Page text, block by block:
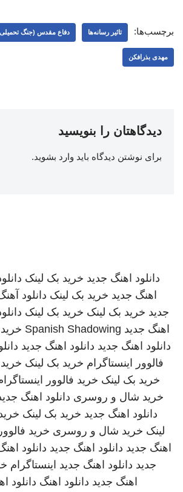
برچسب‌ها: تاثیر رسانه‌ها دفاع مقدس (جنگ
مهدی بذرافکن
دیدگاهتان را بنویسید
برای نوشتن دیدگاه باید وارد بشوید.
دانلود اهنگ جدید خرید بک لینک
اهنگ جدید خرید بک لینک دانلود
جدید خرید بک لینک خرید بک لینک
اهنگ جدید Spanish Shadowing
دانلود اهنگ جدید دانلود اهنگ جدید
فالوور اینستاگرام خرید بک لینک
خرید بک لینک خرید فالوور
خرید شال و روسری دانلود اهنگ
دانلود اهنگ جدید خرید بک لینک
لینک خرید شال و روسری خرید
اهنگ جدید دانلود اهنگ جدید دانلود
جدید دانلود اهنگ جدید اینستاگرام
اهنگ جدید دانلود اهنگ دانلود